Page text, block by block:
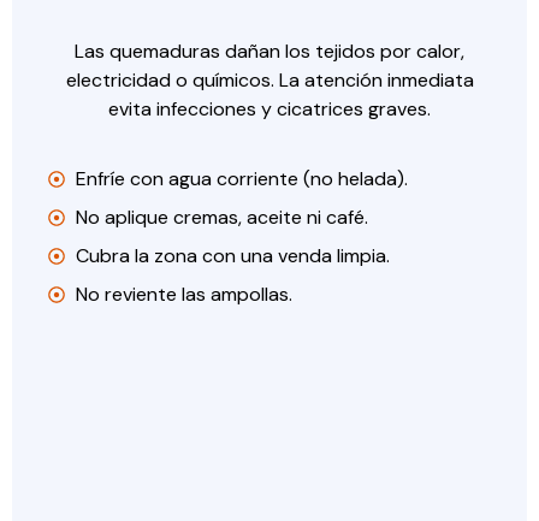
Las quemaduras dañan los tejidos por calor,
electricidad o químicos. La atención inmediata
evita infecciones y cicatrices graves.
Enfríe con agua corriente (no helada).
No aplique cremas, aceite ni café.
Cubra la zona con una venda limpia.
No reviente las ampollas.